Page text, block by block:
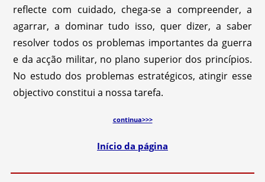
reflecte com cuidado, chega-se a compreender, a
agarrar, a dominar tudo isso, quer dizer, a saber
resolver todos os problemas importantes da guerra
e da acção militar, no plano superior dos princípios.
No estudo dos problemas estratégicos, atingir esse
objectivo constitui a nossa tarefa.
continua>>>
Início da página